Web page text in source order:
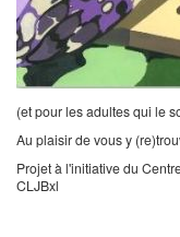
(et pour les adultes qui le
Au plaisir de vous y
Projet à l'initiative du
CLJBxl